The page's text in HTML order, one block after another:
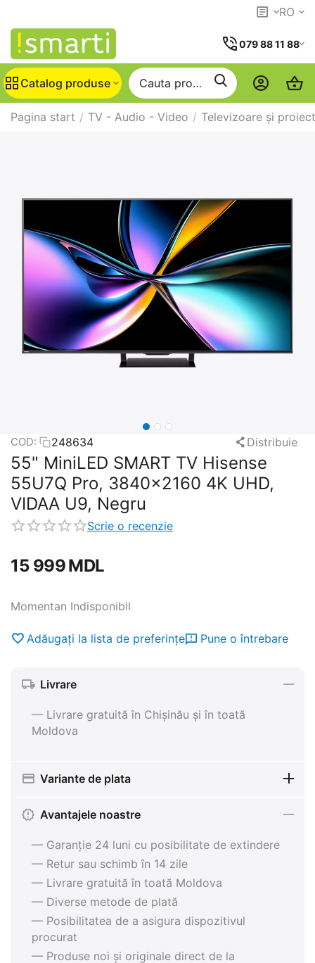
RO
079 88 11 88
Catalog produse
Pagina start / TV - Audio - Video / Televizoare și
COD: 248634 Distribuie
55" MiniLED SMART TV Hisense
55U7Q Pro, 3840x2160 4K UHD,
VIDAA U9, Negru
Scrie o recenzie
15 999MDL
Momentan Indisponibil
Adăugați la lista de preferințe Pune o întrebare
Livrare
— Livrare gratuită în Chișinău și în toată
Moldova
Variante de plata
Avantajele noastre
— Garanție 24 luni cu posibilitate de extindere
— Retur sau schimb în 14 zile
— Livrare gratuită în toată Moldova
— Diverse metode de plată
— Posibilitatea de a asigura dispozitivul
procurat
— Produse noi și originale direct de la